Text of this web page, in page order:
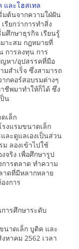
และโฮสเทล
มต้นจากความใฝ่ฝัน
รียกว่าการทำสิ่ง
ศึกษาธุรกิจ เรียนรู้
มาะสม กฎหมายที่
การลงทุน การ
ญหา/อุปสรรคที่มือ
มสำเร็จ ซึ่งสามารถ
กคอร์สอบรมต่างๆ
ชีพมาทำให้ก็ได้ ซึ่ง
น
เล็ก
รงแรมขนาดเล็ก
ละดูแลเองเป็นส่วน
ลองเข้าไปใช้
จริง เพื่อศึกษารูป
ารตลาด ทำความ
าดที่มีหลากหลาย
งการ
ารศึกษาระดับ
นาดเล็ก บูติค และ
หาคม 2562 เวลา